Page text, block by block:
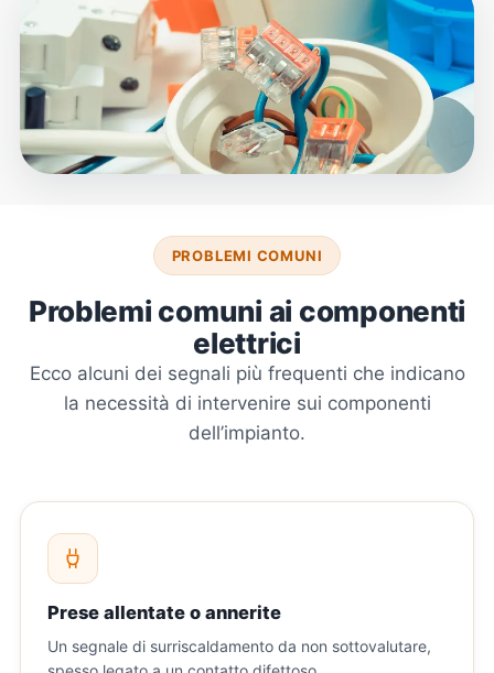
PROBLEMI COMUNI
Problemi comuni ai componenti
elettrici
Ecco alcuni dei segnali più frequenti che indicano
la necessità di intervenire sui componenti
dell’impianto.
Prese allentate o annerite
Un segnale di surriscaldamento da non sottovalutare,